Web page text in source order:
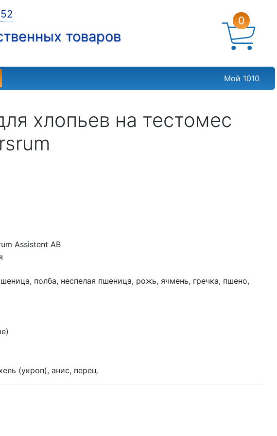
товаров
0
Мой 1010
хлопьев на тестомес
Assistent AB
полба, неспелая пшеница, рожь, ячмень, гречка, пшено,
(укроп), анис, перец.